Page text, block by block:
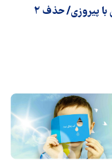
آغاز به کار نوشاد عالمیان با پیروزی/ حذف ۲